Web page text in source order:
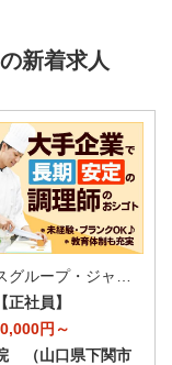
新着求人
正社員】
円～
（山口県下関市